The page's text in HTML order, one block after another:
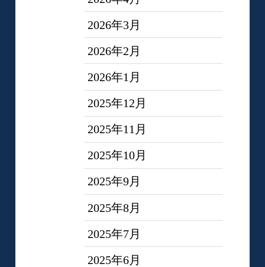
2026年3月
2026年2月
2026年1月
2025年12月
2025年11月
2025年10月
2025年9月
2025年8月
2025年7月
2025年6月